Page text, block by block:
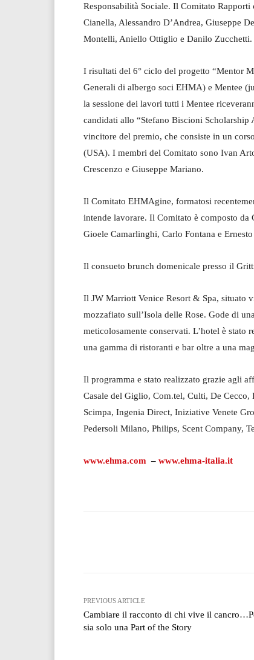
Responsabilità Sociale. Il Comitato
Cianella, Alessandro D’Andrea, Giuseppe
Montelli, Aniello Ottiglio e Danilo Zucchetti.
I risultati del 6° ciclo del progetto “Mentor
Generali di albergo soci EHMA) e Mentee
la sessione dei lavori tutti i Mentee
candidati allo “Stefano Biscioni
vincitore del premio, che consiste in un
(USA). I membri del Comitato sono Ivan
Crescenzo e Giuseppe Mariano.
Il Comitato EHMAgine, formatosi
intende lavorare. Il Comitato è composto
Gioele Camarlinghi, Carlo Fontana e
Il consueto brunch domenicale presso il
Il JW Marriott Venice Resort & Spa, situato
mozzafiato sull’Isola delle Rose. Gode di
meticolosamente conservati. L’hotel è stato
una gamma di ristoranti e bar oltre a una
Il programma e stato realizzato grazie agli
Casale del Giglio, Com.tel, Culti, De
Scimpa, Ingenia Direct, Iniziative Venete
Pedersoli Milano, Philips, Scent Company,
www.ehma.com – www.ehma-italia.it
PREVIOUS ARTICLE
Cambiare il racconto di chi vive il
sia solo una Part of the Story